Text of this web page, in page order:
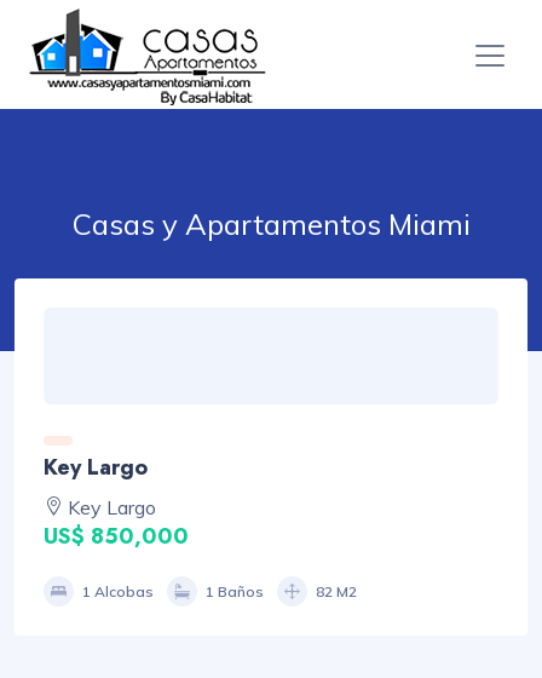
Casas y Apartamentos Miami
Key Largo
Key Largo
US$ 850,000
1 Alcobas 1 Baños 82 M2